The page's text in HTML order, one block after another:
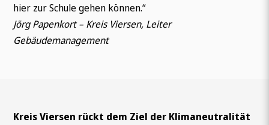
hier zur Schule gehen können.“
Jörg Papenkort – Kreis Viersen, Leiter
Gebäudemanagement
Kreis Viersen rückt dem Ziel der Klimaneutralität